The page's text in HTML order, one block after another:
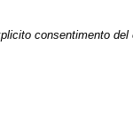
consentimento del